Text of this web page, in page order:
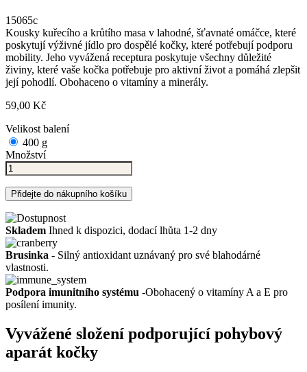
15065c
Kousky kuřecího a krůtího masa v lahodné, šťavnaté omáčce, které
poskytují výživné jídlo pro dospělé kočky, které potřebují podporu
mobility. Jeho vyvážená receptura poskytuje všechny důležité
živiny, které vaše kočka potřebuje pro aktivní život a pomáhá zlepšit
její pohodlí. Obohaceno o vitamíny a minerály.
59,00 Kč
Velikost balení
400 g
Množství
Přidejte do nákupního košíku
Skladem Ihned k dispozici, dodací lhůta 1-2 dny
Brusinka - Silný antioxidant uznávaný pro své blahodárné
vlastnosti.
Podpora imunitního systému -Obohacený o vitamíny A a E pro
posílení imunity.
Vyvážené složení podporující pohybový
aparát kočky